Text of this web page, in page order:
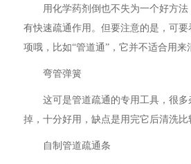
用化学药剂倒也不失为一个好方法
有快速疏通作用。但要注意的是，可
项哦，比如“管道通”，它并不适合用来
弯管弹簧
这可是管道疏通的专用工具，很
掉，十分好用，缺点是用完它后清洗比
自制管道疏通条